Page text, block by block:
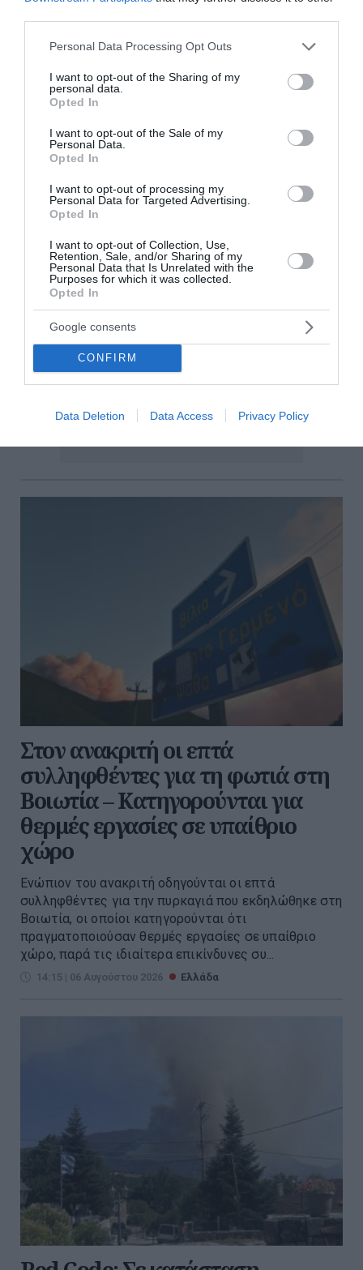
Please note that this website/app uses one or more Google
not limited to your visit or usage behaviour. You may click to
grant or deny consent to Google and its third-party tags to
use your data for below specified purposes in below Google
consent section.
Personal Data Processing Opt Outs
I want to opt-out of the Sharing of my
personal data.
Opted In
I want to opt-out of the Sale of my
Personal Data.
Opted In
I want to opt-out of processing my
Personal Data for Targeted Advertising.
Opted In
I want to opt-out of Collection, Use,
Retention, Sale, and/or Sharing of my
Personal Data that Is Unrelated with the
Purposes for which it was collected.
Opted In
Google consents
CONFIRM
Data Deletion Data Access Privacy Policy
Στον ανακριτή οι επτά
συλληφθέντες για τη φωτιά στη
Βοιωτία – Κατηγορούνται για
θερμές εργασίες σε υπαίθριο
χώρο
Ενώπιον του ανακριτή οδηγούνται οι επτά
συλληφθέντες για την πυρκαγιά που εκδηλώθηκε στη
Βοιωτία, οι οποίοι κατηγορούνται ότι
πραγματοποιούσαν θερμές εργασίες σε υπαίθριο
χώρο, παρά τις ιδιαίτερα επικίνδυνες συ...
14:15 | 06 Αυγούστου 2026 Ελλάδα